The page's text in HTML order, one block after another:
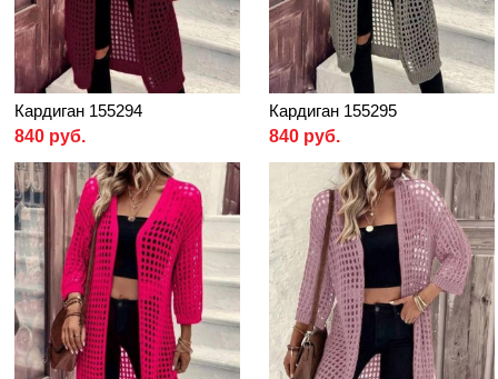
Кардиган 155294
840 руб.
Кардиган 155295
840 руб.